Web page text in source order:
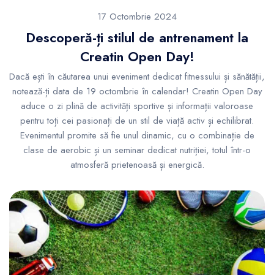
17 Octombrie 2024
Descoperă-ți stilul de antrenament la
Creatin Open Day!
Dacă ești în căutarea unui eveniment dedicat fitnessului și sănătății,
notează-ți data de 19 octombrie în calendar! Creatin Open Day
aduce o zi plină de activități sportive și informații valoroase
pentru toți cei pasionați de un stil de viață activ și echilibrat.
Evenimentul promite să fie unul dinamic, cu o combinație de
clase de aerobic și un seminar dedicat nutriției, totul într-o
atmosferă prietenoasă și energică.